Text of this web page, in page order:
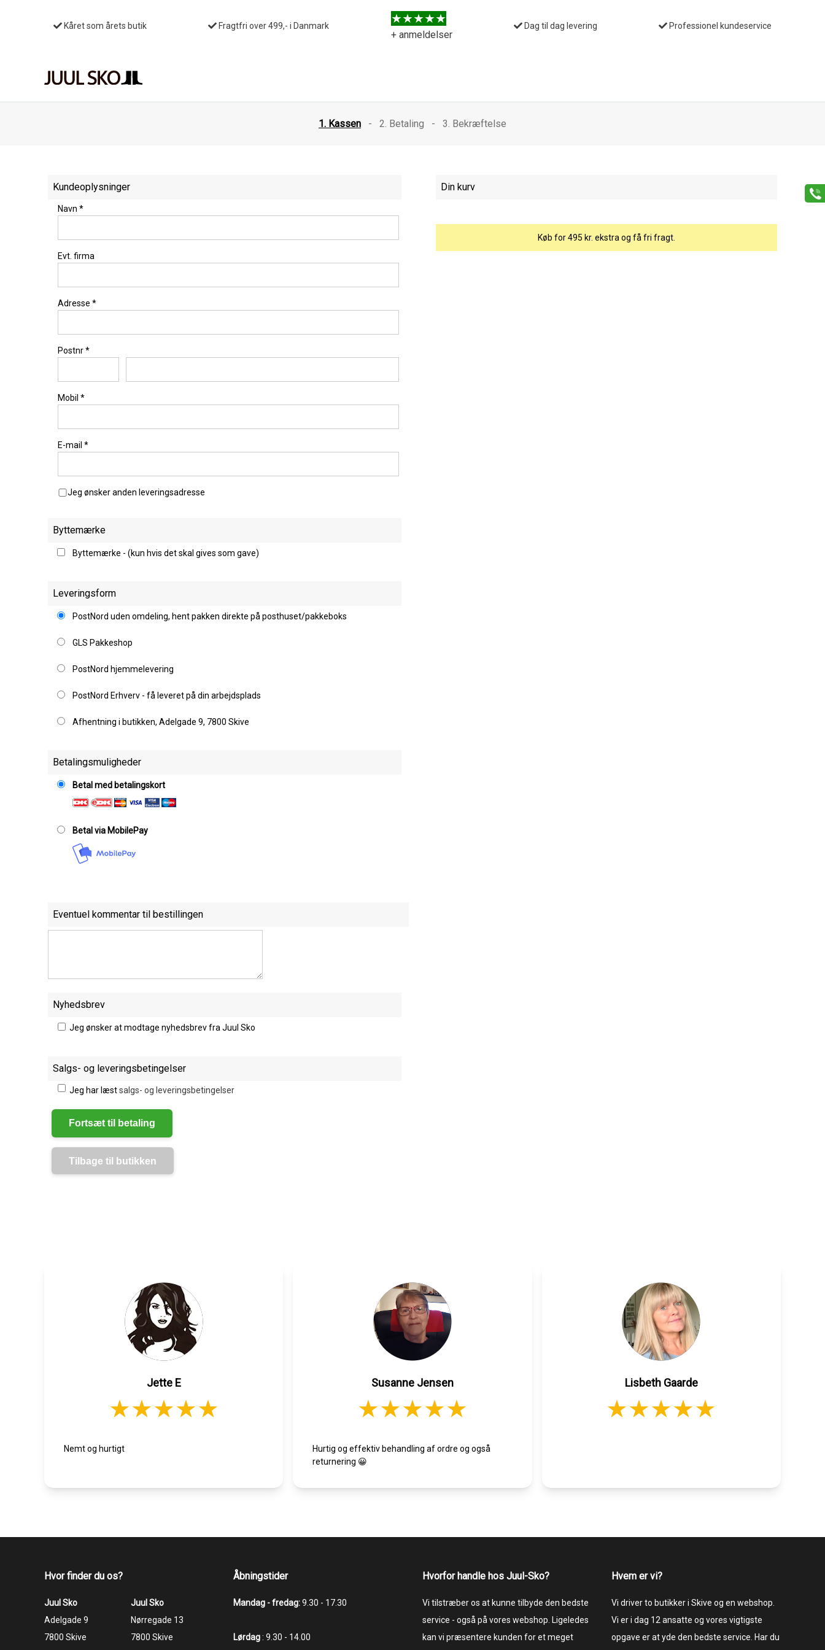
1. Kassen - 2. Betaling - 3. Bekræftelse
Din kurv
Køb for495 kr. ekstra og få fri fragt.
Kundeoplysninger
Navn *
Evt. firma
Adresse *
Postnr*
Mobil *
E-mail *
Jeg ønsker anden leveringsadresse
Byttemærke
Byttemærke - (kun hvis det skal gives som gave)
Leveringsform
PostNord uden omdeling, hent pakken direkte på posthuset/pakkeboks
GLS Pakkeshop
PostNord hjemmelevering
PostNord Erhverv - få leveret på din arbejdsplads
Afhentning i butikken, Adelgade 9, 7800 Skive
Betalingsmuligheder
Betal med betalingskort
Betal via MobilePay
Eventuel kommentar til bestillingen
Nyhedsbrev
Jeg ønsker at modtage nyhedsbrev fra Juul Sko
Salgs- og leveringsbetingelser
Jeg har læstsalgs- og leveringsbetingelser
Jette E
Nemt og hurtigt
Susanne Jensen
Hurtig og effektiv behandling af ordre og også
returnering 😀
Lisbeth Gaarde
Kåret som årets butik Fragtfri over 499,- i Danmark
+ anmeldelser
Dag til dag levering Professionel kundeservice
Hvor finder du os?
Juul Sko
​​​​​​​Adelgade 9
7800 Skive
Juul Sko
​​​​​​​Nørregade 13
7800 Skive
Åbningstider
Mandag - fredag:9.30 - 17.30
Lørdag: 9.30 - 14.00
Hvorfor handle hos Juul-Sko?
Vi tilstræber os at kunne tilbyde den bedste
service - også på vores webshop. Ligeledes
kan vi præsentere kunden for et meget
Hvem er vi?
Vi driver to butikker i Skive og en webshop.
Vi er i dag 12 ansatte og vores vigtigste
opgave er at yde den bedste service. Har du